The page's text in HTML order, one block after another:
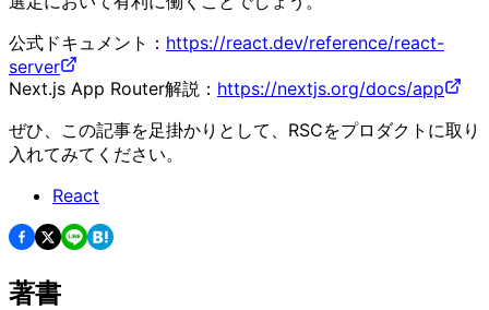
公式ドキュメント： https://react.dev/reference/react-
server
Next.js App Router解説： https://nextjs.org/docs/app
ぜひ、この記事を足掛かりとして、RSCをプロダクトに取り
入れてみてください。
React
著書